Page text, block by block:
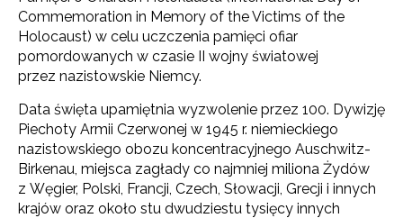
Commemoration in Memory of the Victims of the
Holocaust) w celu uczczenia pamięci ofiar
pomordowanych w czasie II wojny światowej
przez nazistowskie Niemcy.
Data święta upamiętnia wyzwolenie przez 100. Dywizję
Piechoty Armii Czerwonej w 1945 r. niemieckiego
nazistowskiego obozu koncentracyjnego Auschwitz-
Birkenau, miejsca zagłady co najmniej miliona Żydów
z Węgier, Polski, Francji, Czech, Słowacji, Grecji i innych
krajów oraz około stu dwudziestu tysięcy innych